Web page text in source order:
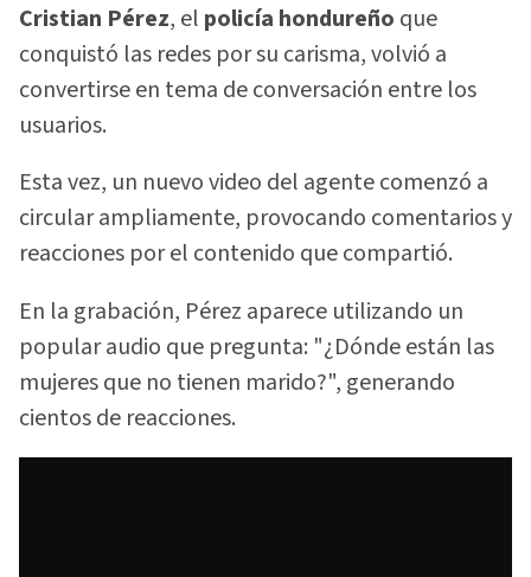
Cristian Pérez, el policía hondureño que
conquistó las redes por su carisma, volvió a
convertirse en tema de conversación entre los
usuarios.
Esta vez, un nuevo video del agente comenzó a
circular ampliamente, provocando comentarios y
reacciones por el contenido que compartió.
En la grabación, Pérez aparece utilizando un
popular audio que pregunta: "¿Dónde están las
mujeres que no tienen marido?", generando
cientos de reacciones.